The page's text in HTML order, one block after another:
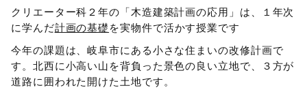
クリエーター科２年の「木造建築計画の応用」は、１年次
に学んだ計画の基礎 を実物件で活かす授業です
今年の課題は、岐阜市にある小さな住まいの改修計画で
す。北西に小高い山を背負った景色の良い立地で、３方が
道路に囲われた開けた土地です。